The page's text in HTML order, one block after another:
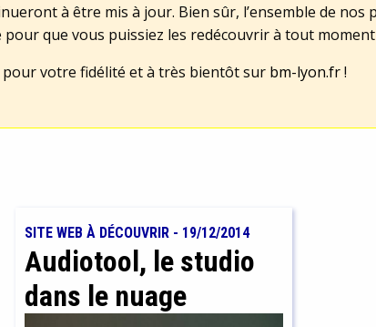
à être mis à jour. Bien sûr, l’ensemble de nos
pour que vous puissiez les redécouvrir à tout moment
pour votre fidélité et à très bientôt sur bm-lyon.fr!
SITE WEB À DÉCOUVRIR - 19/12/2014
Audiotool, le studio
dans le nuage